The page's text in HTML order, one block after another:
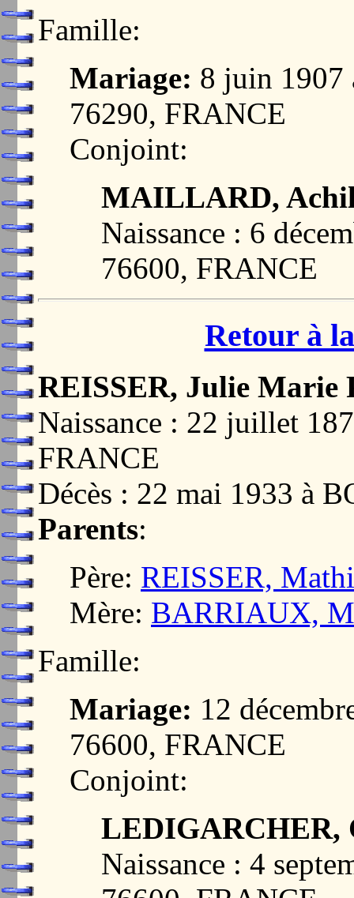
Famille:
Mariage: 8 juin
76290, FRANCE
Conjoint:
MAILLARD,
Naissance : 6
76600, FRANCE
Retour à
REISSER, Julie Marie
Naissance : 22 juillet
FRANCE
Décès : 22 mai 1933 à
Parents:
Père: REISSER,
Mère: BARRIAUX,
Famille:
Mariage: 12
76600, FRANCE
Conjoint:
LEDIGARCHER,
Naissance : 4